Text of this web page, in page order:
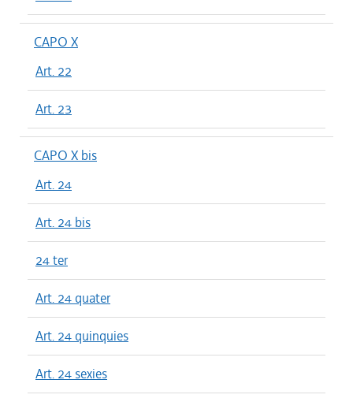
CAPO X
Art. 22
Art. 23
CAPO X bis
Art. 24
Art. 24 bis
24 ter
Art. 24 quater
Art. 24 quinquies
Art. 24 sexies